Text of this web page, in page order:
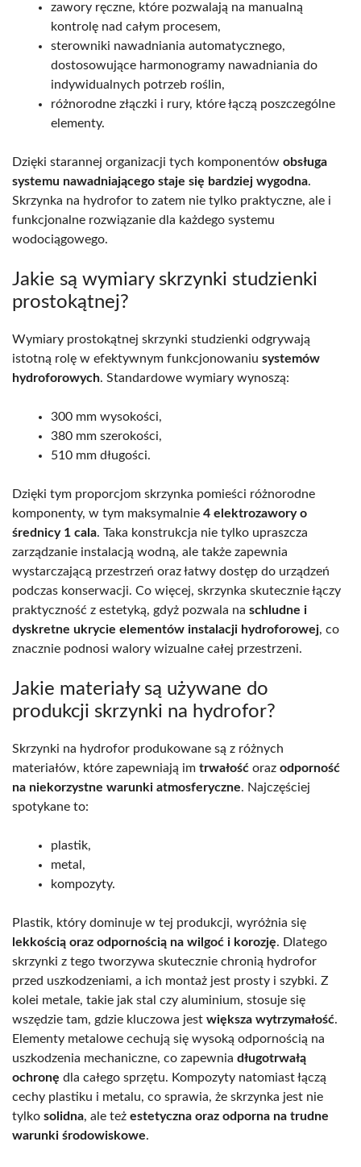
zawory ręczne, które pozwalają na manualną
kontrolę nad całym procesem,
sterowniki nawadniania automatycznego,
dostosowujące harmonogramy nawadniania do
indywidualnych potrzeb roślin,
różnorodne złączki i rury, które łączą poszczególne
elementy.
Dzięki starannej organizacji tych komponentów obsługa
systemu nawadniającego staje się bardziej wygodna.
Skrzynka na hydrofor to zatem nie tylko praktyczne, ale i
funkcjonalne rozwiązanie dla każdego systemu
wodociągowego.
Jakie są wymiary skrzynki studzienki
prostokątnej?
Wymiary prostokątnej skrzynki studzienki odgrywają
istotną rolę w efektywnym funkcjonowaniu systemów
hydroforowych. Standardowe wymiary wynoszą:
300 mm wysokości,
380 mm szerokości,
510 mm długości.
Dzięki tym proporcjom skrzynka pomieści różnorodne
komponenty, w tym maksymalnie 4 elektrozawory o
średnicy 1 cala. Taka konstrukcja nie tylko upraszcza
zarządzanie instalacją wodną, ale także zapewnia
wystarczającą przestrzeń oraz łatwy dostęp do urządzeń
podczas konserwacji. Co więcej, skrzynka skutecznie łączy
praktyczność z estetyką, gdyż pozwala na schludne i
dyskretne ukrycie elementów instalacji hydroforowej, co
znacznie podnosi walory wizualne całej przestrzeni.
Jakie materiały są używane do
produkcji skrzynki na hydrofor?
Skrzynki na hydrofor produkowane są z różnych
materiałów, które zapewniają im trwałość oraz odporność
na niekorzystne warunki atmosferyczne. Najczęściej
spotykane to:
plastik,
metal,
kompozyty.
Plastik, który dominuje w tej produkcji, wyróżnia się
lekkością oraz odpornością na wilgoć i korozję. Dlatego
skrzynki z tego tworzywa skutecznie chronią hydrofor
przed uszkodzeniami, a ich montaż jest prosty i szybki. Z
kolei metale, takie jak stal czy aluminium, stosuje się
wszędzie tam, gdzie kluczowa jest większa wytrzymałość.
Elementy metalowe cechują się wysoką odpornością na
uszkodzenia mechaniczne, co zapewnia długotrwałą
ochronę dla całego sprzętu. Kompozyty natomiast łączą
cechy plastiku i metalu, co sprawia, że skrzynka jest nie
tylko solidna, ale też estetyczna oraz odporna na trudne
warunki środowiskowe.